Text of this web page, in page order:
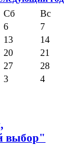
Сб
Вс
6
7
13
14
20
21
27
28
3 4
выбор"